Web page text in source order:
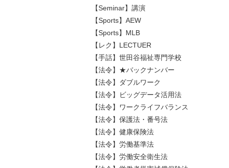
【Seminar】講演
【Sports】AEW
【Sports】MLB
【レク】LECTUER
【手話】世田谷福祉専門学校
【法令】★バックナンバー
【法令】ダブルワーク
【法令】ビッグデータ活用法
【法令】ワークライフバランス
【法令】保護法・番号法
【法令】健康保険法
【法令】労働基準法
【法令】労働安全衛生法